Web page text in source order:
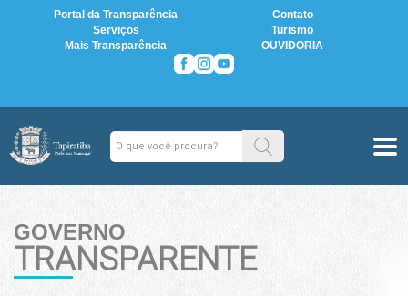
Portal da Transparência
Contato
Serviços
Turismo
Mais Transparência
OUVIDORIA
GOVERNO
TRANSPARENTE